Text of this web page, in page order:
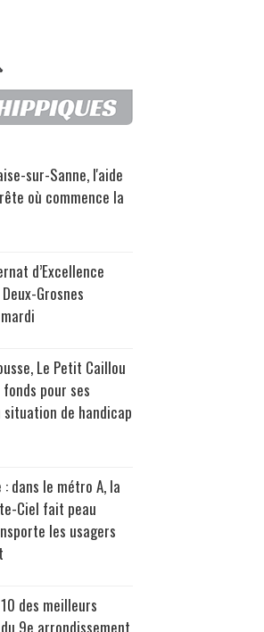
sur-Sanne, l'aide
où commence la
d’Excellence
Grosnes
Le Petit Caillou
pour ses
de handicap
dans le métro A, la
Ciel fait peau
les usagers
des meilleurs
9e arrondissement